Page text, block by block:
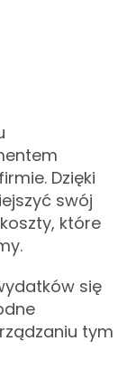
Dzięki
swój
które
się
tym